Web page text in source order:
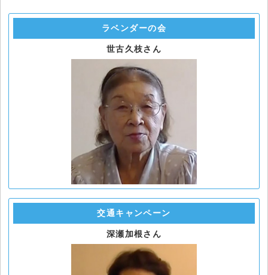
ラベンダーの会
世古久枝さん
交通キャンペーン
深瀬加根さん